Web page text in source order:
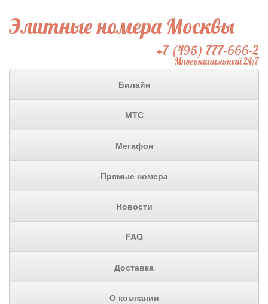
Элитные номера Москвы
+7 (495) 777-666-2
Многоканальный 24/7
Билайн
МТС
Мегафон
Прямые номера
Новости
FAQ
Доставка
О компании